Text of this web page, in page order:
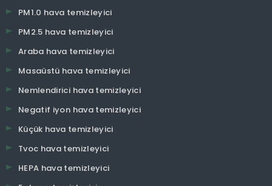
fabrikası, Kendi montaj fabrikası 600 metrekare profesyonel
laboratuvar 30 mühendis Ar-Ge ekibi ODM, OEM hizmetlerinde
profesyoneliz Günlük 3.000 adet üretim kapasitesi Seri üretim
için %100 yaşlanma testi CE, CB, RoHs, SASO, CQC , CCC onayı
Olansi Produts
Hava temizleyici